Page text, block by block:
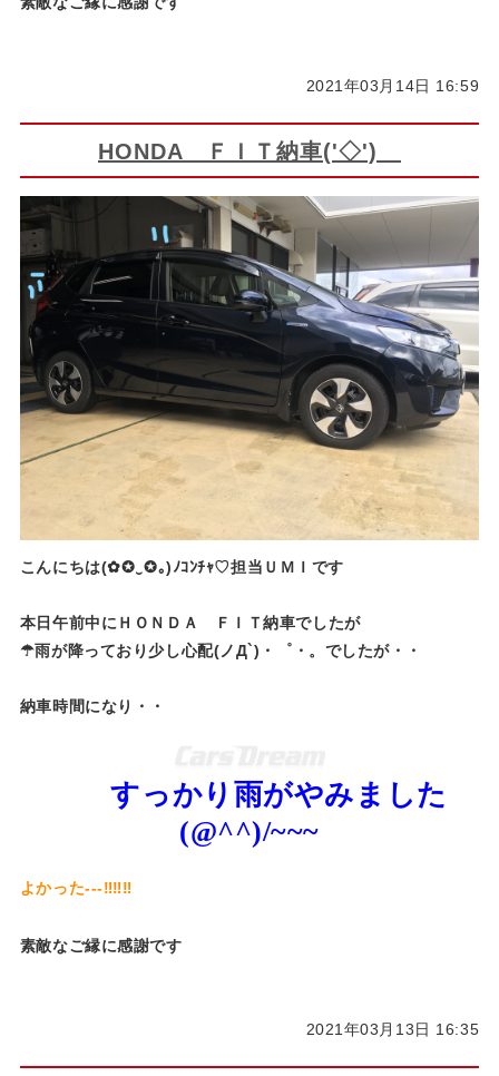
2021年03月14日 16:59
HONDA ＦＩＴ納車('◇')ゞ
こんにちは(✿✪‿✪｡)ﾉｺﾝﾁｬ♡担当ＵＭＩです
本日午前中にＨＯＮＤＡ ＦＩＴ納車でしたが
☂雨が降っており少し心配(ノД`)・゜・。でしたが・・
納車時間になり・・
すっかり雨がやみました
(@^^)/~~~
よかった---‼‼‼
素敵なご縁に感謝です
2021年03月13日 16:35